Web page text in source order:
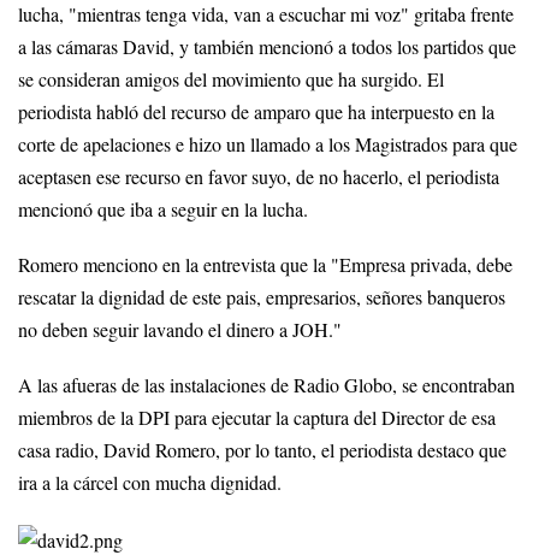
lucha, "mientras tenga vida, van a escuchar mi voz" gritaba frente
a las cámaras David, y también mencionó a todos los partidos que
se consideran amigos del movimiento que ha surgido. El
periodista habló del recurso de amparo que ha interpuesto en la
corte de apelaciones e hizo un llamado a los Magistrados para que
aceptasen ese recurso en favor suyo, de no hacerlo, el periodista
mencionó que iba a seguir en la lucha.
Romero menciono en la entrevista que la "Empresa privada, debe
rescatar la dignidad de este pais, empresarios, señores banqueros
no deben seguir lavando el dinero a JOH."
A las afueras de las instalaciones de Radio Globo, se encontraban
miembros de la DPI para ejecutar la captura del Director de esa
casa radio, David Romero, por lo tanto, el periodista destaco que
ira a la cárcel con mucha dignidad.